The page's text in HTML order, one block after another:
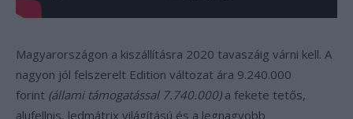
Magyarországon a kiszállításra 2020 tavaszáig várni kell. A
nagyon jól felszerelt Edition változat ára 9.240.000
forint (állami támogatással 7.740.000)a fekete tetős,
alufellnis, ledmátrix világítású és a legnagyobb